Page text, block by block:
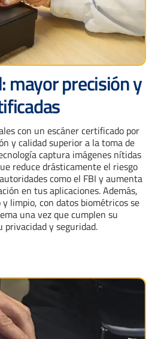
: mayor precisión y
con un escáner certificado por
y calidad superior a la toma de
captura imágenes nítidas
reduce drásticamente el riesgo
como el FBI y aumenta
en tus aplicaciones. Además,
limpio, con datos biométricos se
una vez que cumplen su
privacidad y seguridad.